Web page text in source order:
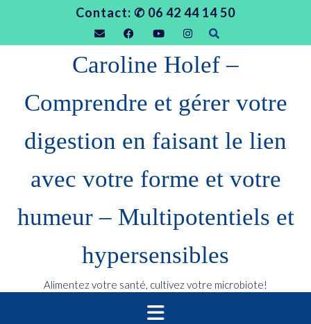
content
Contact: ✆ 06 42 44 14 50
Caroline Holef –
Comprendre et gérer votre
digestion en faisant le lien
avec votre forme et votre
humeur – Multipotentiels et
hypersensibles
Alimentez votre santé, cultivez votre microbiote!